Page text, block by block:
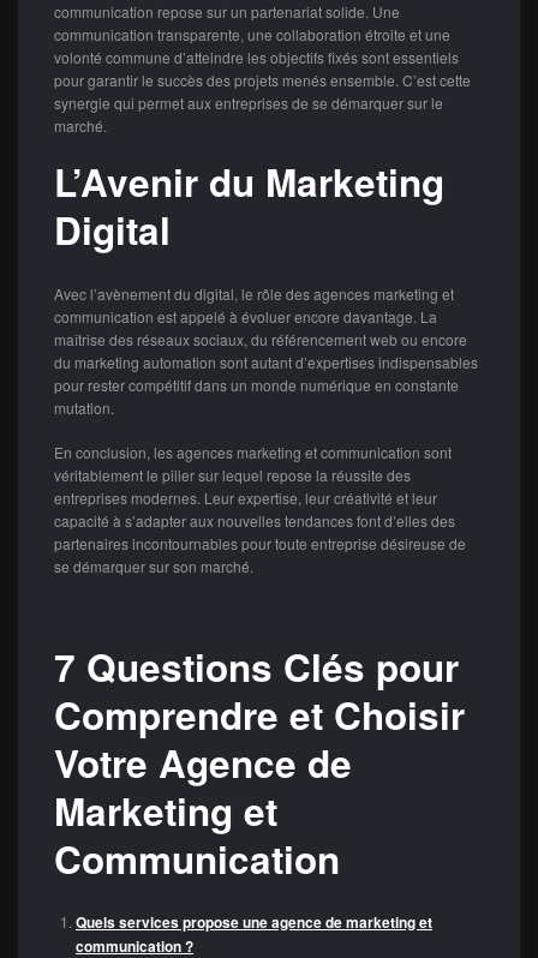
communication repose sur un partenariat solide. Une
communication transparente, une collaboration étroite et une
volonté commune d’atteindre les objectifs fixés sont essentiels
pour garantir le succès des projets menés ensemble. C’est cette
synergie qui permet aux entreprises de se démarquer sur le
marché.
L’Avenir du Marketing
Digital
Avec l’avènement du digital, le rôle des agences marketing et
communication est appelé à évoluer encore davantage. La
maîtrise des réseaux sociaux, du référencement web ou encore
du marketing automation sont autant d’expertises indispensables
pour rester compétitif dans un monde numérique en constante
mutation.
En conclusion, les agences marketing et communication sont
véritablement le pilier sur lequel repose la réussite des
entreprises modernes. Leur expertise, leur créativité et leur
capacité à s’adapter aux nouvelles tendances font d’elles des
partenaires incontournables pour toute entreprise désireuse de
se démarquer sur son marché.
7 Questions Clés pour
Comprendre et Choisir
Votre Agence de
Marketing et
Communication
Quels services propose une agence de marketing et
communication ?